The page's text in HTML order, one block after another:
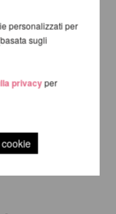
personalizzati per
sugli
privacyper